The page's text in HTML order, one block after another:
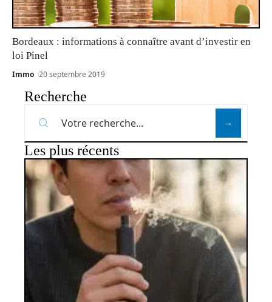
Bordeaux : informations à connaître avant d’investir en
loi Pinel
Immo 20 septembre 2019
Recherche
Les plus récents